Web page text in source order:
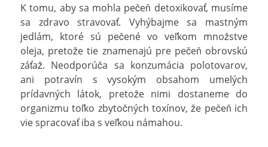
K tomu, aby sa mohla pečeň detoxikovať, musíme
sa zdravo stravovať. Vyhýbajme sa mastným
jedlám, ktoré sú pečené vo veľkom množstve
oleja, pretože tie znamenajú pre pečeň obrovskú
záťaž. Neodporúča sa konzumácia polotovarov,
ani potravín s vysokým obsahom umelých
prídavných látok, pretože nimi dostaneme do
organizmu toľko zbytočných toxínov, že pečeň ich
vie spracovať iba s veľkou námahou.